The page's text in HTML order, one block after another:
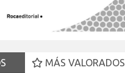
MÁS VALORADOS